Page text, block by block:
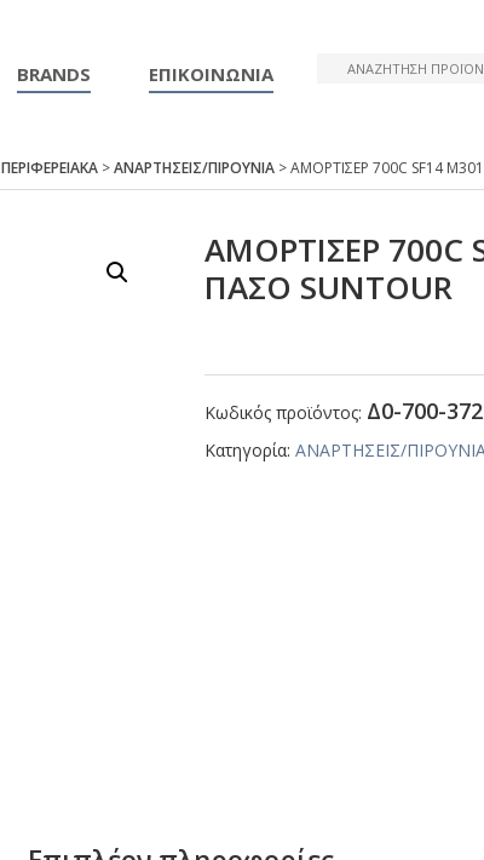
BRANDS ΕΠΙΚΟΙΝΩΝΙΑ
ΠΕΡΙΦΕΡΕΙΑΚΑ>ΑΝΑΡΤΗΣΕΙΣ/ΠΙΡΟΥΝΙΑ> ΑΜΟΡΤΙΣΕΡ 700C SF14
ΑΜΟΡΤΙΣΕΡ 700C
ΠΑΣΟ SUΝΤΟUR
Κωδικός προϊόντος: Δ0-700-372
Κατηγορία:ΑΝΑΡΤΗΣΕΙΣ/